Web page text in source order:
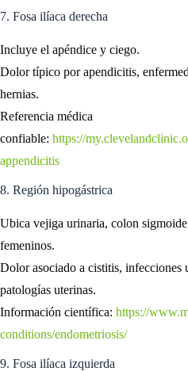
7. Fosa ilíaca derecha
Incluye el apéndice y ciego.
Dolor típico por apendicitis,
hernias.
Referencia médica
confiable: https://
appendicitis
8. Región hipogástrica
Ubica vejiga urinaria, colon
femeninos.
Dolor asociado a cistitis, infecciones
patologías uterinas.
Información científica: https://
conditions/endometriosis/
9. Fosa ilíaca izquierda